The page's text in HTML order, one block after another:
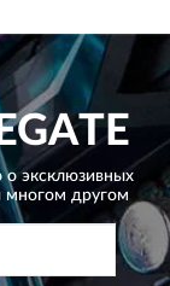
эксклюзивных
многом другом